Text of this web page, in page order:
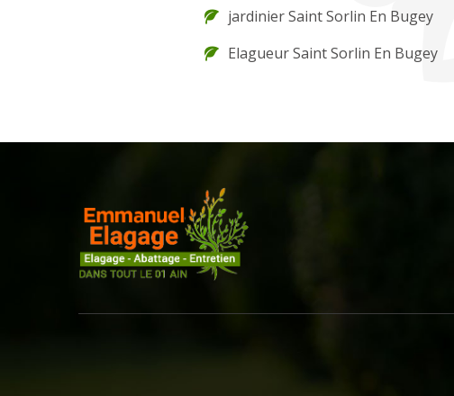
jardinier Saint Sorlin En Bugey
Elagueur Saint Sorlin En Bugey